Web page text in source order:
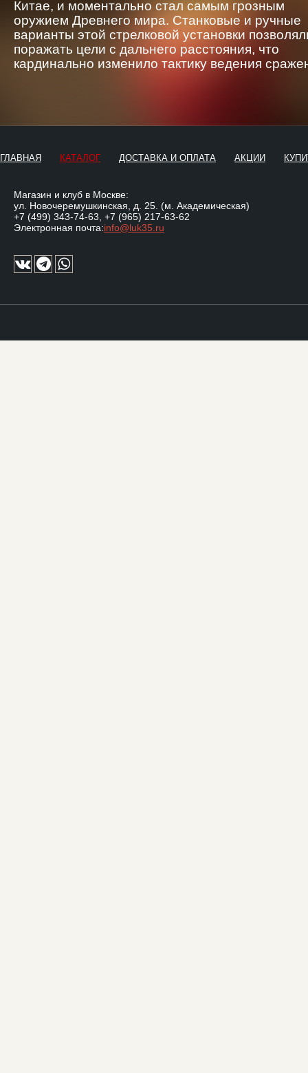
Китае, и моментально стал самым грозным
оружием Древнего мира. Станковые и ручные
варианты этой стрелковой установки
поражать цели с дальнего расстояния, что
кардинально изменило тактику ведения
ГЛАВНАЯ КАТАЛОГ ДОСТАВКА И ОПЛАТА АКЦИИ
Магазин и клуб в Москве:
ул. Новочеремушкинская, д. 25. (м. Академическая)
+7 (499) 343-74-63 +7 (965) 217-63-62
Электронная почта:info@luk35.ru